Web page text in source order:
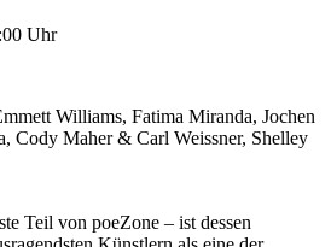
Uhr
Williams, Fatima Miranda, Jochen
Cody Maher & Carl Weissner, Shelley
Teil von poeZone – ist dessen